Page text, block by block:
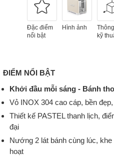
Đặc điểm
nổi bật
Hình ảnh
kỹ
ĐIỂM NỔI BẬT
Khởi đầu mỗi sáng - Bánh
Vỏ INOX 304 cao cáp, bền
Thiết kế PASTEL thanh lịch,
đại
Nướng 2 lát bánh cùng lúc,
hoạt